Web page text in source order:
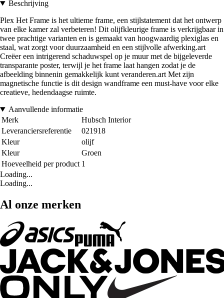
Beschrijving
Plex Het Frame is het ultieme frame, een stijlstatement dat het ontwerp
van elke kamer zal verbeteren! Dit olijfkleurige frame is verkrijgbaar in
twee prachtige varianten en is gemaakt van hoogwaardig plexiglas en
staal, wat zorgt voor duurzaamheid en een stijlvolle afwerking.art
Creëer een intrigerend schaduwspel op je muur met de bijgeleverde
transparante poster, terwijl je het frame laat hangen zodat je de
afbeelding binnenin gemakkelijk kunt veranderen.art Met zijn
magnetische functie is dit design wandframe een must-have voor elke
creatieve, hedendaagse ruimte.
Aanvullende informatie
Merk
Hubsch Interior
Leveranciersreferentie
021918
Kleur
olijf
Kleur
Groen
Hoeveelheid per product 1
Loading...
Loading...
Al onze merken